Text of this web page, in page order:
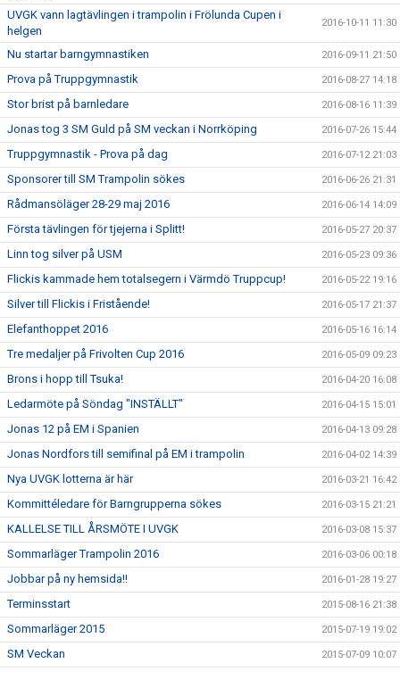
UVGK vann lagtävlingen i trampolin i Frölunda Cupen i
helgen
2016-10-11 11:30
Nu startar barngymnastiken 2016-09-11 21:50
Prova på Truppgymnastik 2016-08-27 14:18
Stor brist på barnledare 2016-08-16 11:39
Jonas tog 3 SM Guld på SM veckan i Norrköping 2016-07-26 15:44
Truppgymnastik - Prova på dag 2016-07-12 21:03
Sponsorer till SM Trampolin sökes 2016-06-26 21:31
Rådmansöläger 28-29 maj 2016 2016-06-14 14:09
Första tävlingen för tjejerna i Splitt! 2016-05-27 20:37
Linn tog silver på USM 2016-05-23 09:36
Flickis kammade hem totalsegern i Värmdö Truppcup! 2016-05-22 19:16
Silver till Flickis i Fristående! 2016-05-17 21:37
Elefanthoppet 2016 2016-05-16 16:14
Tre medaljer på Frivolten Cup 2016 2016-05-09 09:23
Brons i hopp till Tsuka! 2016-04-20 16:08
Ledarmöte på Söndag "INSTÄLLT" 2016-04-15 15:01
Jonas 12 på EM i Spanien 2016-04-13 09:28
Jonas Nordfors till semifinal på EM i trampolin 2016-04-02 14:39
Nya UVGK lotterna är här 2016-03-21 16:42
Kommittéledare för Barngrupperna sökes 2016-03-15 21:21
KALLELSE TILL ÅRSMÖTE I UVGK 2016-03-08 15:37
Sommarläger Trampolin 2016 2016-03-06 00:18
Jobbar på ny hemsida!! 2016-01-28 19:27
Terminsstart 2015-08-16 21:38
Sommarläger 2015 2015-07-19 19:02
SM Veckan 2015-07-09 10:07